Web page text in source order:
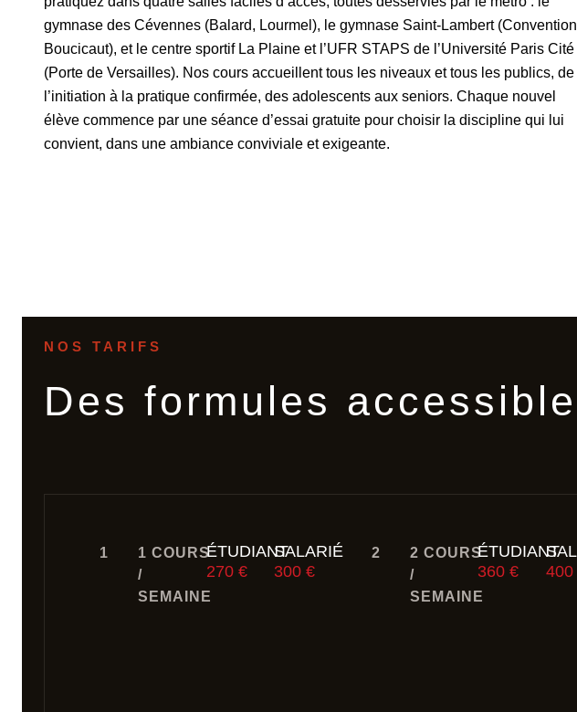
gymnase des Cévennes (Balard, Lourmel), le gymnase Saint-Lambert
Boucicaut), et le centre sportif La Plaine et l’UFR STAPS de l’Université Paris Cité
(Porte de Versailles). Nos cours accueillent tous les niveaux et tous les publics, de
l’initiation à la pratique confirmée, des adolescents aux seniors. Chaque nouvel
élève commence par une séance d’essai gratuite pour choisir la discipline qui lui
convient, dans une ambiance conviviale et exigeante.
NOS TARIFS
Des formules
1
1 COURS
/
SEMAINE
ÉTUDIANT
270 €
SALARIÉ
300 €
2
2 COURS
/
SEMAINE
ÉTUDIANT
360 €
400